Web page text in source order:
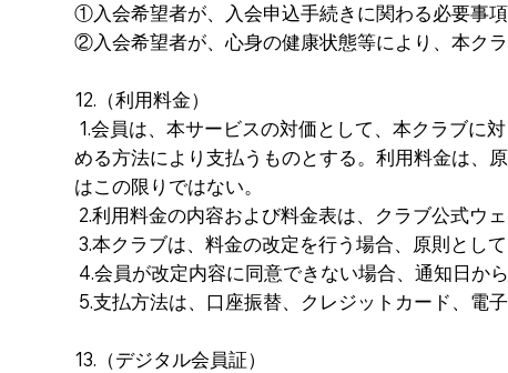
①入会希望者が、入会申込手続きに関わる必要事
②入会希望者が、心身の健康状態等により、本ク
12.（利用料金）
1.会員は、本サービスの対価として、本クラブに
める方法により支払うものとする。利用料金は、
はこの限りではない。
2.利用料金の内容および料金表は、クラブ公式ウ
3.本クラブは、料金の改定を行う場合、原則とし
4.会員が改定内容に同意できない場合、通知日か
5.支払方法は、口座振替、クレジットカード、電
13.（デジタル会員証）